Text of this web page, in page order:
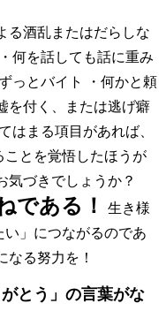
る酒乱またはだらしな
何を話しても話に重み
っとバイト ・何かと頼
を付く、または逃げ癖
はまる項目があれば、
とを覚悟したほうが
気づきでしょうか？
である！
生き様
」につながるのであ
なる努力を！
とう」の言葉がな